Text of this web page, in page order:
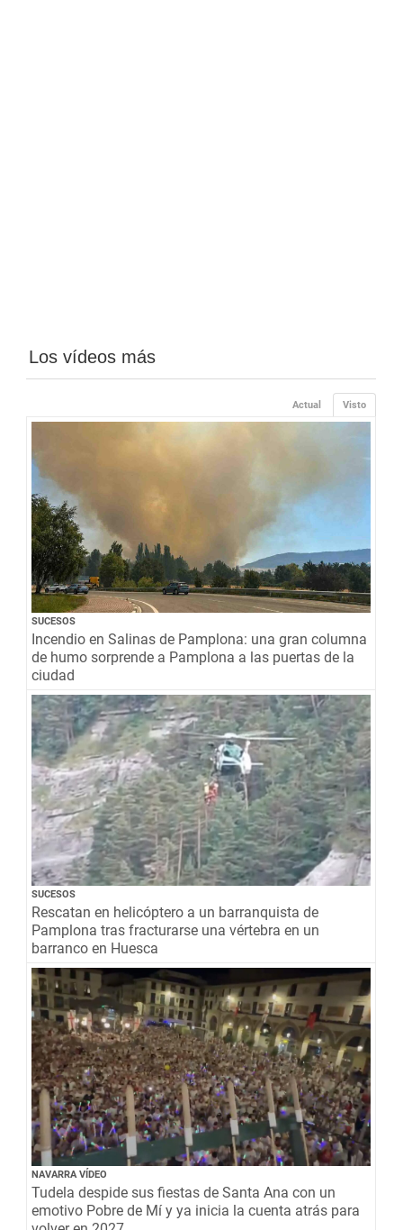
Los vídeos más
Visto
Actual
SUCESOS
Incendio en Salinas de Pamplona: una gran columna
de humo sorprende a Pamplona a las puertas de la
ciudad
SUCESOS
Rescatan en helicóptero a un barranquista de
Pamplona tras fracturarse una vértebra en un
barranco en Huesca
NAVARRA VÍDEO
Tudela despide sus fiestas de Santa Ana con un
emotivo Pobre de Mí y ya inicia la cuenta atrás para